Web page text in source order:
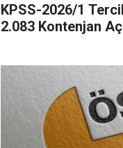
KPSS-2026/1
2.083 Kontenjan